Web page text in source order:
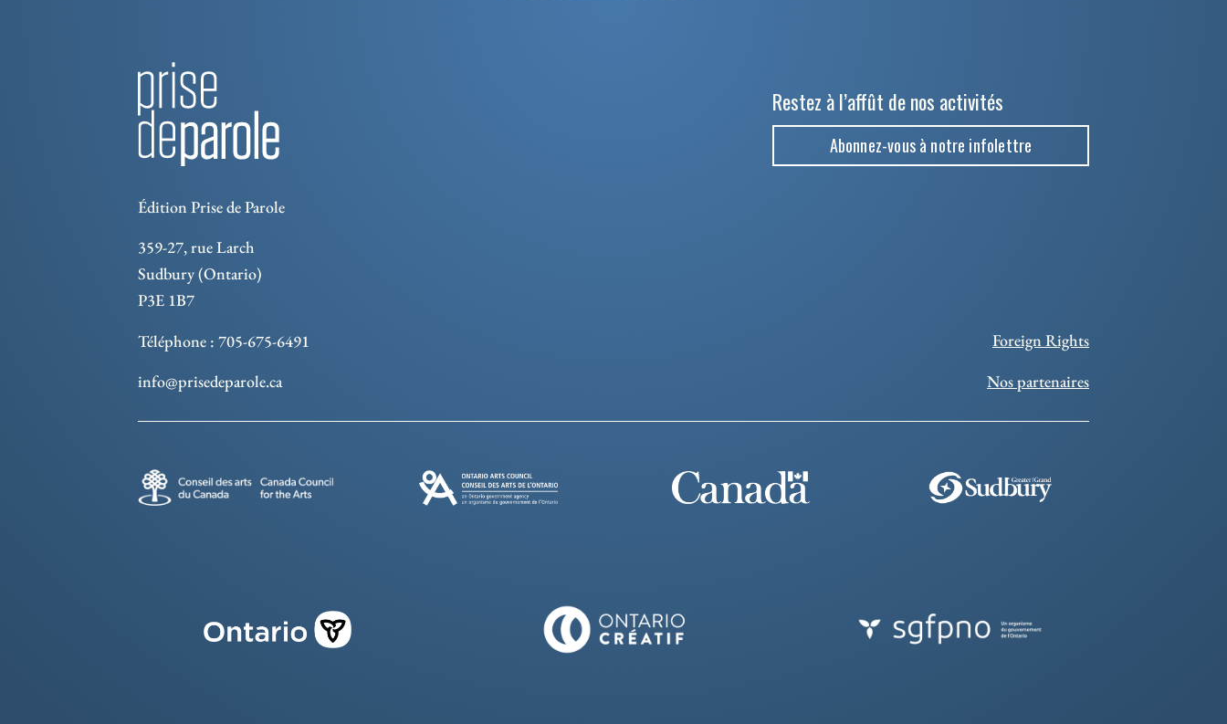
Édition Prise de Parole
359-27, rue Larch
Sudbury (Ontario)
P3E 1B7
Téléphone : 705-675-6491
info@prisedeparole.ca
Restez à l’affût de nos activités
Abonnez-vous à notre infolettre
Foreign Rights
Nos partenaires